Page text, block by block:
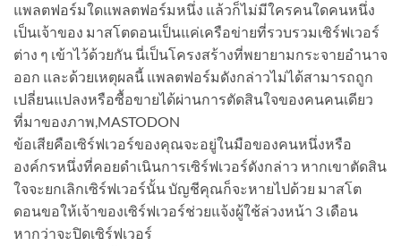
แพลตฟอร์มใดแพลตฟอร์มหนึ่ง แล้วก็ไม่มีใครคนใดคนหนึ่ง
เป็นเจ้าของ มาสโตดอนเป็นแค่เครือข่ายที่รวบรวมเซิร์ฟเวอร์
ต่าง ๆ เข้าไว้ด้วยกัน นี่เป็นโครงสร้างที่พยายามกระจายอำนาจ
ออก และด้วยเหตุผลนี้ แพลตฟอร์มดังกล่าวไม่ได้สามารถถูก
เปลี่ยนแปลงหรือซื้อขายได้ผ่านการตัดสินใจของคนคนเดียว
ที่มาของภาพ,MASTODON
ข้อเสียคือเซิร์ฟเวอร์ของคุณจะอยู่ในมือของคนหนึ่งหรือ
องค์กรหนึ่งที่คอยดำเนินการเซิร์ฟเวอร์ดังกล่าว หากเขาตัดสิน
ใจจะยกเลิกเซิร์ฟเวอร์นั้น บัญชีคุณก็จะหายไปด้วย มาสโต
ดอนขอให้เจ้าของเซิร์ฟเวอร์ช่วยแจ้งผู้ใช้ล่วงหน้า 3 เดือน
หากว่าจะปิดเซิร์ฟเวอร์